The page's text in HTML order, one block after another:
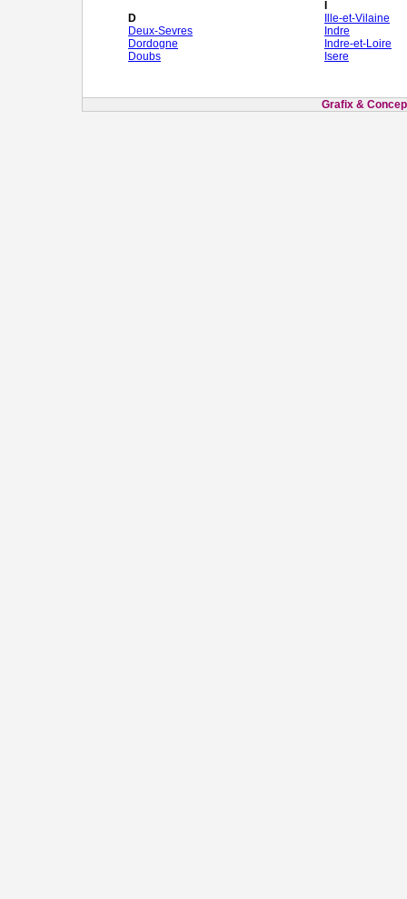
D
Deux-Sevres
Dordogne
Doubs
Ille-et-Vilaine
Indre
Indre-et-Loire
Isere
Grafix &